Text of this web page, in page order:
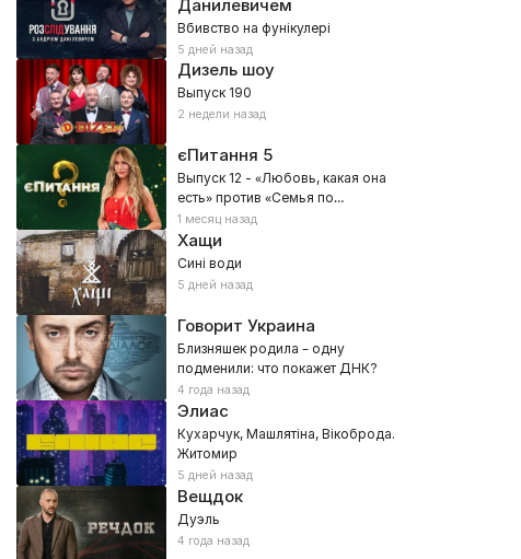
Данилевичем
Вбивство на фунікулері
5 дней назад
Дизель шоу
Выпуск 190
2 недели назад
єПитання 5
Выпуск 12 - «Любовь, какая она
есть» против «Семья по
воскресеньям»
1 месяц назад
Хащи
Сині води
5 дней назад
Говорит Украина
Близняшек родила – одну
подменили: что покажет ДНК?
4 года назад
Элиас
Кухарчук, Машлятіна, Вікоброда.
Житомир
5 дней назад
Вещдок
Дуэль
4 года назад